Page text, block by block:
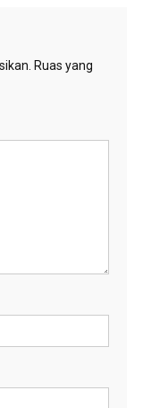
Ruas yang